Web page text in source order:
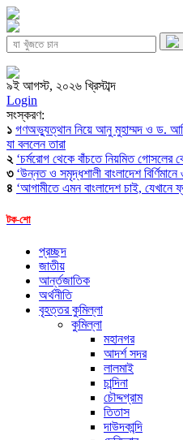
৯ই আগস্ট, ২০২৬ খ্রিস্টাব্দ
Login
সংস্করণ:
১ গণঅভ্যুত্থান নিয়ে আনু মুহাম্মদ ও ড.
যা বললেন তারা
২ ‘চর্মরোগ থেকে বাঁচতে নিয়মিত গোসলের
৩ ‘উন্নত ও সমৃদ্ধশালী বাংলাদেশ
৪ ‘আগামীতে এমন বাংলাদেশ চাই, যেখানে
টক-শো
প্রচ্ছদ
জাতীয়
আর্ন্তজাতিক
অর্থনীতি
বৃহত্তর কুমিল্লা
কুমিল্লা
মহানগর
আদর্শ সদর
লালমাই
চান্দিনা
চৌদ্দগ্রাম
তিতাস
দাউদকান্দি